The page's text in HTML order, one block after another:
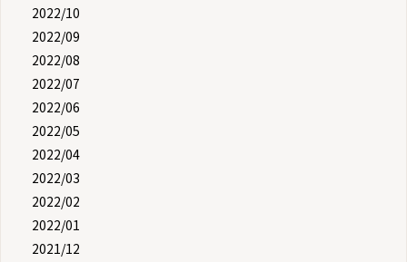
2022/10
2022/09
2022/08
2022/07
2022/06
2022/05
2022/04
2022/03
2022/02
2022/01
2021/12